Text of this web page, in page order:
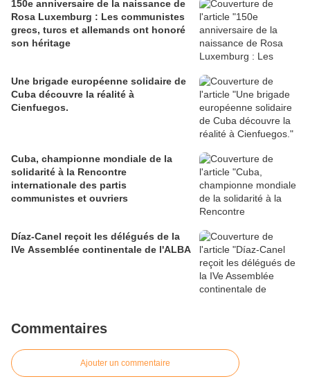
150e anniversaire de la naissance de
Rosa Luxemburg : Les communistes
grecs, turcs et allemands ont honoré
son héritage
Une brigade européenne solidaire de
Cuba découvre la réalité à
Cienfuegos.
Cuba, championne mondiale de la
solidarité à la Rencontre
internationale des partis
communistes et ouvriers
Díaz-Canel reçoit les délégués de la
IVe Assemblée continentale de l'ALBA
Commentaires
Ajouter un commentaire